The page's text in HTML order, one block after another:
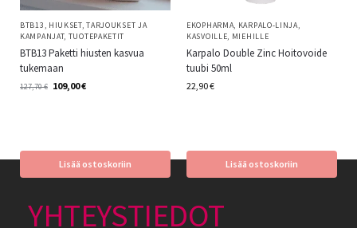
BTB13 , HIUKSET,TARJOUKSET JA
KAMPANJAT, TUOTEPAKETIT
BTB13 Paketti hiusten kasvua
tukemaan
127,70€ 109,00€
Lisää ostoskoriin
EKOPHARMA, KARPALO-LINJA,
KASVOILLE, MIEHILLE
Karpalo Double Zinc Hoitovoide
tuubi 50ml
22,90€
Lisää ostoskoriin
YHTEYSTIEDOT